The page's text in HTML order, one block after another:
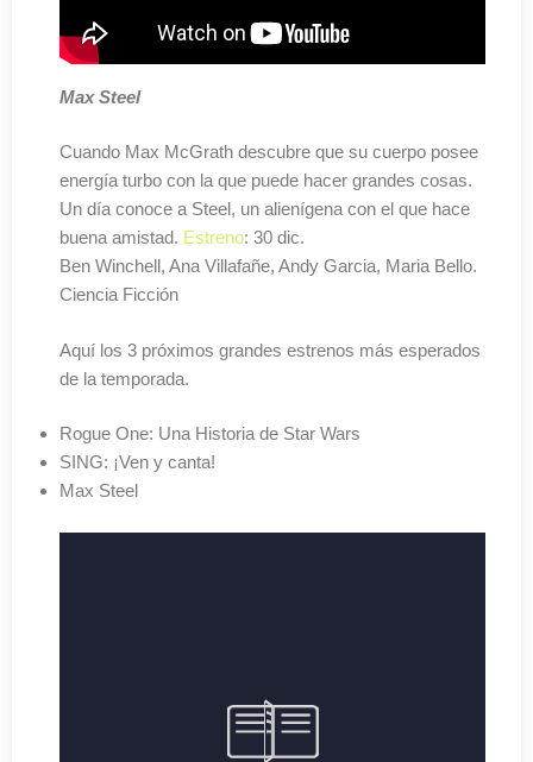
Max Steel
Cuando Max McGrath descubre que su cuerpo posee
energía turbo con la que puede hacer grandes cosas.
Un día conoce a Steel, un alienígena con el que hace
buena amistad. Estreno: 30 dic.
Ben Winchell, Ana Villafañe, Andy Garcia, Maria Bello.
Ciencia Ficción
Aquí los 3 próximos grandes estrenos más esperados
de la temporada.
Rogue One: Una Historia de Star Wars
SING: ¡Ven y canta!
Max Steel